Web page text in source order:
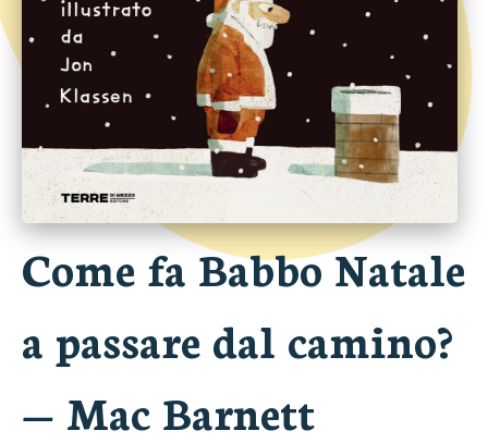
Come fa Babbo Natale
a passare dal camino?
— Mac Barnett